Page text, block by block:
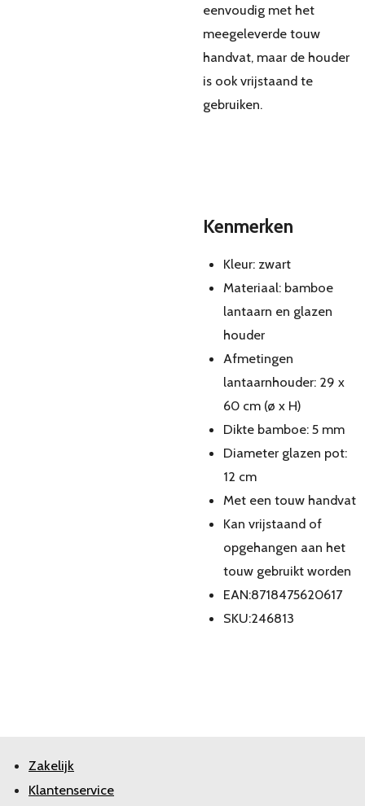
eenvoudig met het
meegeleverde touw
handvat, maar de houder
is ook vrijstaand te
gebruiken.
Kenmerken
Kleur: zwart
Materiaal: bamboe
lantaarn en glazen
houder
Afmetingen
lantaarnhouder: 29 x
60 cm (ø x H)
Dikte bamboe: 5 mm
Diameter glazen pot:
12 cm
Met een touw handvat
Kan vrijstaand of
opgehangen aan het
touw gebruikt worden
EAN:8718475620617
SKU:246813
Zakelijk
Klantenservice